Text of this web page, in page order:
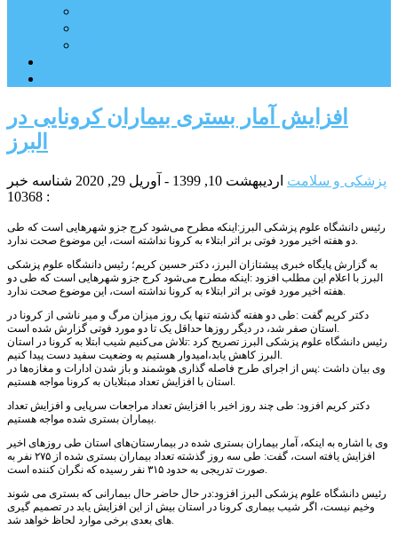
افزایش آمار بستری بیماران کرونایی در
البرز
پزشکی و سلامت اردیبهشت 10, 1399 - آوریل 29, 2020
شناسه خبر
: 10368
رئیس دانشگاه علوم پزشکی البرز:اینکه مطرح می‌شود کرج جزو شهرهایی است که طی
دو هفته اخیر مورد فوتی بر اثر ابتلاء به کرونا نداشته است، این موضوع صحت ندارد.
به گزارش پایگاه خبری پیشتازان البرز، دکتر حسین کریم؛ رئیس دانشگاه علوم پزشکی
البرز با اعلام این مطلب افزود :اینکه مطرح می‌شود کرج جزو شهرهایی است که طی دو
هفته اخیر مورد فوتی بر اثر ابتلاء به کرونا نداشته است، این موضوع صحت ندارد.
دکتر کریم گفت :طی دو هفته گذشته تنها یک روز میزان مرگ و میر ناشی از کرونا در
استان صفر شد، در دیگر روزها حداقل یک تا دو مورد فوتی گزارش شده است.
رئیس دانشگاه علوم پزشکی البرز تصریح کرد :تلاش می‌کنیم شیب ابتلا به کرونا در استان
البرز کاهش یابد،امیدوار هستیم به وضعیت سفید دست پیدا کنیم.
وی بیان داشت :پس از اجرای طرح فاصله گذاری هوشمند و باز شدن ادارات و مغازه‌ها در
استان با افزایش تعداد مبتلایان به کرونا مواجه هستیم.
دکتر کریم افزود: طی چند روز اخیر با افزایش تعداد مراجعات سرپایی و افزایش تعداد
بیماران بستری شده مواجه هستیم.
وی با اشاره به اینکه، آمار بیماران بستری شده در بیمارستان‌های استان طی روزهای اخیر
افزایش یافته است، گفت: طی سه روز گذشته تعداد بیماران بستری شده از ۲۷۵ نفر به
صورت تدریجی به حدود ۳۱۵ نفر رسیده که نگران کننده است.
رئیس دانشگاه علوم پزشکی البرز افزود:در حال حاضر حال بیمارانی که بستری می شوند
وخیم نیست، اگر شیب بیماری کرونا در استان بیش از این افزایش یابد در تصمیم گیری
های بعدی برخی موارد لحاظ خواهد شد.